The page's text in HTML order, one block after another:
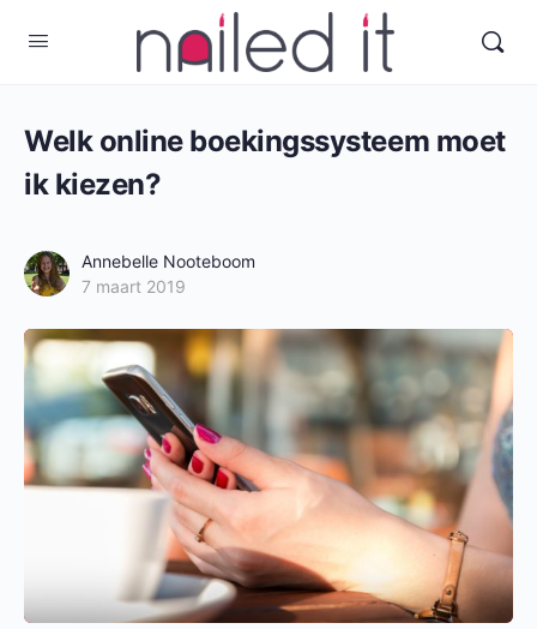
Welk online boekingssysteem moet
ik kiezen?
Annebelle Nooteboom
7 maart 2019